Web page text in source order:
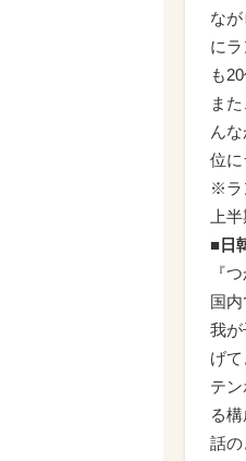
な
に
も
ま
ん
位に
※ラ
上
■日
『
国
我
げて
テ
る
話の